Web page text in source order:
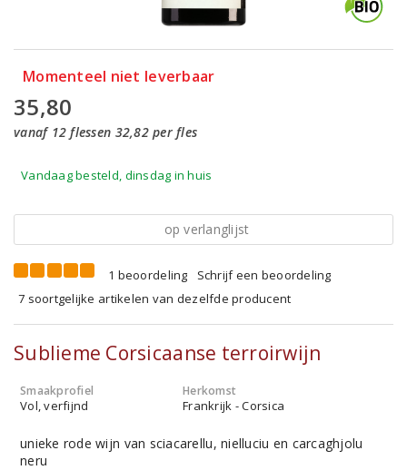
Momenteel niet leverbaar
35,80
vanaf 12 flessen 32,82 per fles
Vandaag besteld, dinsdag in huis
op verlanglijst
1 beoordeling
Schrijf een beoordeling
7 soortgelijke artikelen van dezelfde producent
Sublieme Corsicaanse terroirwijn
Smaakprofiel
Vol, verfijnd
Herkomst
Frankrijk - Corsica
unieke rode wijn van sciacarellu, nielluciu en carcaghjolu
neru